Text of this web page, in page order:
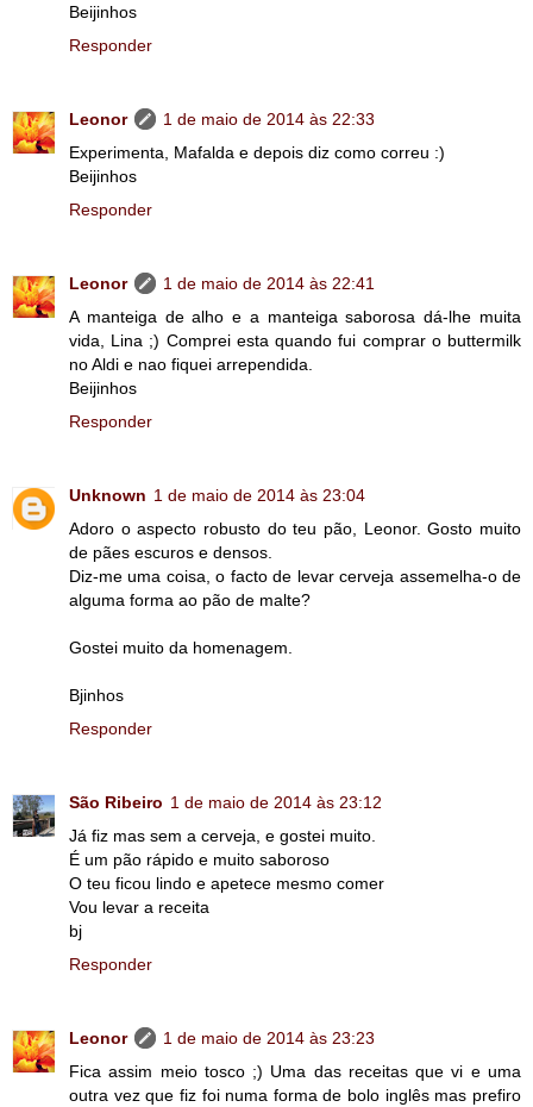
Beijinhos
Responder
Leonor
1 de maio de 2014 às 22:33
Experimenta, Mafalda e depois diz como correu :)
Beijinhos
Responder
Leonor
1 de maio de 2014 às 22:41
A manteiga de alho e a manteiga saborosa dá-lhe muita
vida, Lina ;) Comprei esta quando fui comprar o buttermilk
no Aldi e nao fiquei arrependida.
Beijinhos
Responder
Unknown 1 de maio de 2014 às 23:04
Adoro o aspecto robusto do teu pão, Leonor. Gosto muito
de pães escuros e densos.
Diz-me uma coisa, o facto de levar cerveja assemelha-o de
alguma forma ao pão de malte?
Gostei muito da homenagem.
Bjinhos
Responder
São Ribeiro 1 de maio de 2014 às 23:12
Já fiz mas sem a cerveja, e gostei muito.
É um pão rápido e muito saboroso
O teu ficou lindo e apetece mesmo comer
Vou levar a receita
bj
Responder
Leonor
1 de maio de 2014 às 23:23
Fica assim meio tosco ;) Uma das receitas que vi e uma
outra vez que fiz foi numa forma de bolo inglês mas prefiro